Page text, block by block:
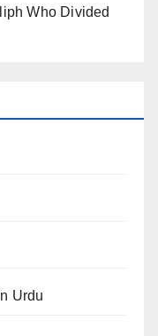
Who Divided
Urdu